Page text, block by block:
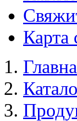
Карта